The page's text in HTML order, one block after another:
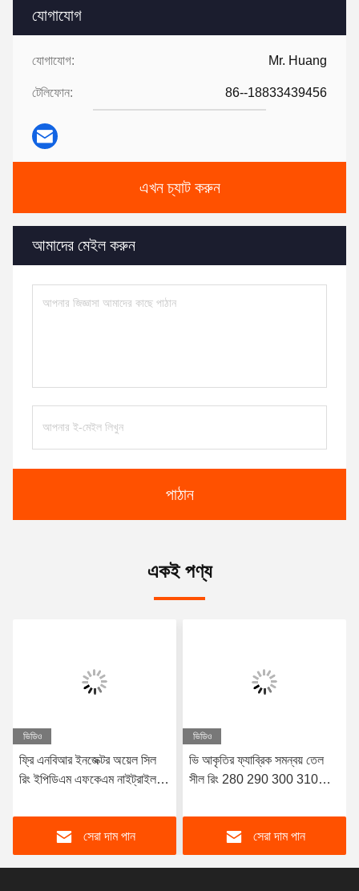
যোগাযোগ
যোগাযোগ: Mr. Huang
টেলিফোন: 86--18833439456
এখন চ্যাট করুন
আমাদের মেইল ​​করুন
পাঠান
একই পণ্য
ভিডিও
ফ্রি এনবিআর ইনজেক্টর অয়েল সিল
রিং ইপিডিএম এফকেএম নাইট্রাইল
সেরা দাম পান
ভিডিও
ভি আকৃতির ফ্যাব্রিক সমন্বয় তেল
সীল রিং 280 290 300 310
16 20
সেরা দাম পান